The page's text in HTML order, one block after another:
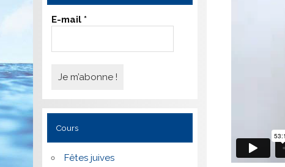
E-mail*
Cours
Fêtes juives